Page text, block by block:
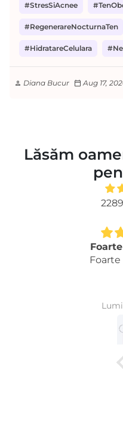
#HidratareCelulara
#RegenerareNocturnaTen
#StresSiAcnee
person Diana Bucur calendar_today Aug 17,
Lăsăm